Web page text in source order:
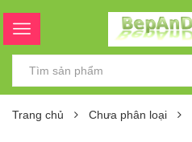
Trang chủ Chưa phân loại